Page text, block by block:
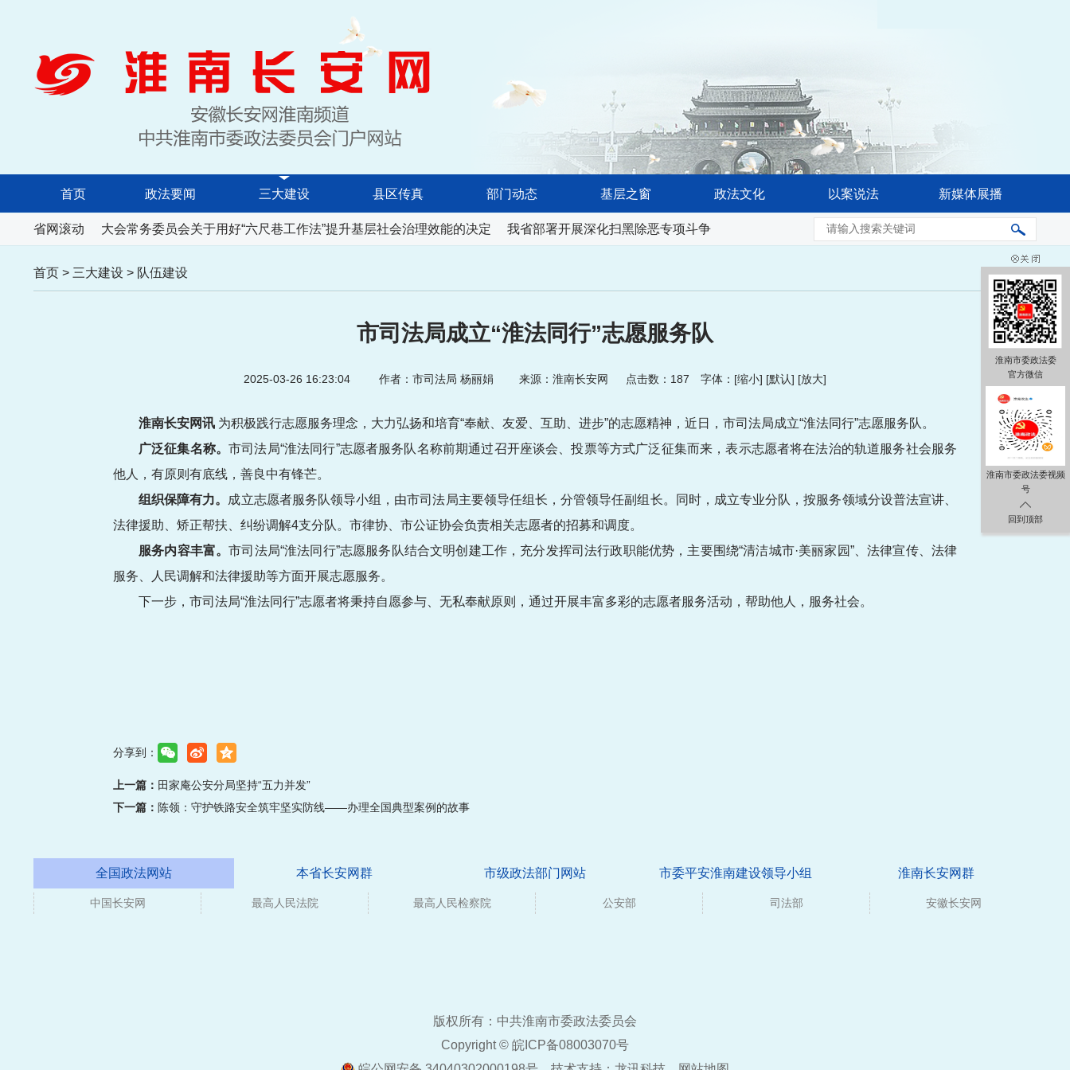
首页 政法要闻 三大建设 县区传真 部门动态 基层之窗 政法文化 以案说法 新媒体展播
省网滚动
安徽省人民代表大会常务委员会关于用好“六尺巷工作法”提升基层社会治理效能的决定 我省部署开展深化扫黑除恶专项斗争 省委常委会会议强调 奋力推进公安工作现代化 更好促进高水
首页 > 三大建设 > 队伍建设
市司法局成立“淮法同行”志愿服务队
2025-03-26 16:23:04 作者：市司法局 杨丽娟 来源：淮南长安网 点击数： 187 字体：[缩小] [默认] [放大]
淮南长安网讯 为积极践行志愿服务理念，大力弘扬和培育“奉献、友爱、互助、进步”的志愿精神，近日，市司法局成立“淮法同行”志愿服务队。
广泛征集名称。市司法局“淮法同行”志愿者服务队名称前期通过召开座谈会、投票等方式广泛征集而来，表示志愿者将在法治的轨道服务社会服务
他人，有原则有底线，善良中有锋芒。
组织保障有力。 成立志愿者服务队领导小组，由市司法局主要领导任组长，分管领导任副组长。同时，成立专业分队，按服务领域分设普法宣讲、
法律援助、矫正帮扶、纠纷调解4支分队。市律协、市公证协会负责相关志愿者的招募和调度。
服务内容丰富。市司法局“淮法同行”志愿服务队结合文明创建工作，充分发挥司法行政职能优势，主要围绕“清洁城市·美丽家园”、法律宣传、法律
服务、人民调解和法律援助等方面开展志愿服务。
下一步，市司法局“淮法同行”志愿者将秉持自愿参与、无私奉献原则，通过开展丰富多彩的志愿者服务活动，帮助他人，服务社会。
分享到：
上一篇： 田家庵公安分局坚持“五力并发”
下一篇： 陈领：守护铁路安全筑牢坚实防线——办理全国典型案例的故事
全国政法网站 本省长安网群 市级政法部门网站 市委平安淮南建设领导小组 淮南长安网群
媒体
中国长安网 最高人民法院 最高人民检察院 公安部 司法部 安徽长安网
版权所有：中共淮南市委政法委员会
Copyright © 皖ICP备08003070号
淮南市委政法委
官方微信
淮南市委政法委视频
号
回到顶部